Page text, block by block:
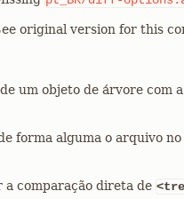
original version for this
um objeto de árvore com
forma alguma o arquivo no
a comparação direta de